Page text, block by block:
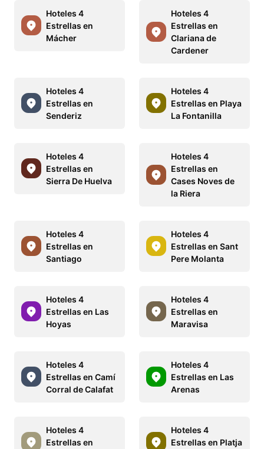
Hoteles 4
Estrellas en
Mácher
Hoteles 4
Estrellas en
Clariana de
Cardener
Hoteles 4
Estrellas en
Senderiz
Hoteles 4
Estrellas en Playa
La Fontanilla
Hoteles 4
Estrellas en
Sierra De Huelva
Hoteles 4
Estrellas en
Cases Noves de
la Riera
Hoteles 4
Estrellas en
Santiago
Hoteles 4
Estrellas en Sant
Pere Molanta
Hoteles 4
Estrellas en Las
Hoyas
Hoteles 4
Estrellas en
Maravisa
Hoteles 4
Estrellas en Camí
Corral de Calafat
Hoteles 4
Estrellas en Las
Arenas
Hoteles 4
Estrellas en
Hoteles 4
Estrellas en Platja